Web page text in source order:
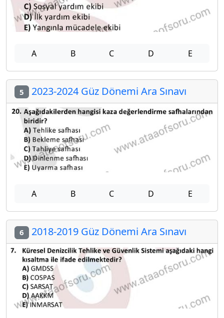
A B C D E
5 2023-2024 Güz Dönemi Ara Sınavı
A B C D E
6 2018-2019 Güz Dönemi Ara Sınavı